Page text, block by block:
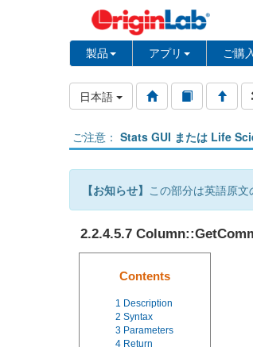
製品 アプリ ご購入
日本語
ご注意： Stats GUI または Life
【お知らせ】 この部分は英語原文
2.2.4.5.7
Contents
1 Description
2 Syntax
3 Parameters
4 Return